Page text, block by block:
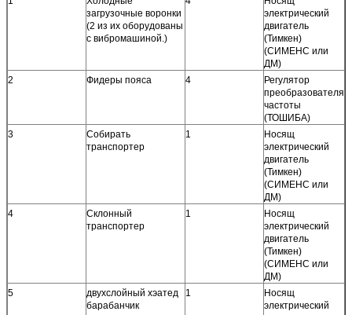
загрузочные воронки
(2 из их оборудованы
с вибромашиной.)
электрический
двигатель
(Тимкен)
(СИМЕНС или
ДМ)
2
Фидеры пояса 4
Регулятор
преобразователя
частоты
(ТОШИБА)
3
Собирать
транспортер
1
Носящ
электрический
двигатель
(Тимкен)
(СИМЕНС или
ДМ)
4
Склонный
транспортер
1
Носящ
электрический
двигатель
(Тимкен)
(СИМЕНС или
ДМ)
5
двухслойный хэатед
барабанчик
1
Носящ
электрический